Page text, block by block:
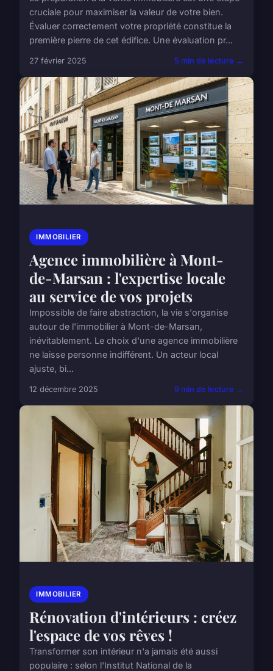
cruciale pour maximiser la valeur de votre bien.
Évaluer correctement votre propriété constitue la
première pierre de cet édifice. Une évaluation pr...
27 février 2025 5 min de lecture →
IMMOBILIER
Agence immobilière à Mont-
de-Marsan : l'expertise locale
au service de vos projets
Impossible de faire abstraction, la vie s'organise
autour de l'immobilier à Mont-de-Marsan,
inévitablement. Le choix d'une agence immobilière
ne laisse personne indifférent. Un acteur local
ajuste, bi...
12 décembre 2025 9 min de lecture →
IMMOBILIER
Rénovation d'intérieurs : créez
l'espace de vos rêves !
Transformer son intérieur n'a jamais été aussi
populaire : selon l'Institut National de la